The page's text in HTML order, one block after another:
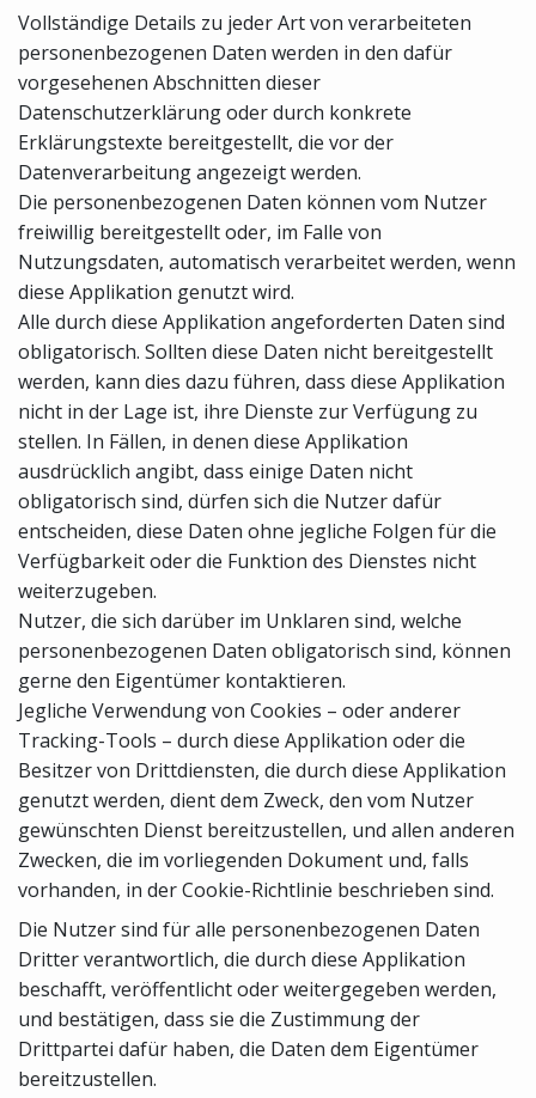
Vollständige Details zu jeder Art von verarbeiteten
personenbezogenen Daten werden in den dafür
vorgesehenen Abschnitten dieser
Datenschutzerklärung oder durch konkrete
Erklärungstexte bereitgestellt, die vor der
Datenverarbeitung angezeigt werden.
Die personenbezogenen Daten können vom Nutzer
freiwillig bereitgestellt oder, im Falle von
Nutzungsdaten, automatisch verarbeitet werden, wenn
diese Applikation genutzt wird.
Alle durch diese Applikation angeforderten Daten sind
obligatorisch. Sollten diese Daten nicht bereitgestellt
werden, kann dies dazu führen, dass diese Applikation
nicht in der Lage ist, ihre Dienste zur Verfügung zu
stellen. In Fällen, in denen diese Applikation
ausdrücklich angibt, dass einige Daten nicht
obligatorisch sind, dürfen sich die Nutzer dafür
entscheiden, diese Daten ohne jegliche Folgen für die
Verfügbarkeit oder die Funktion des Dienstes nicht
weiterzugeben.
Nutzer, die sich darüber im Unklaren sind, welche
personenbezogenen Daten obligatorisch sind, können
gerne den Eigentümer kontaktieren.
Jegliche Verwendung von Cookies – oder anderer
Tracking-Tools – durch diese Applikation oder die
Besitzer von Drittdiensten, die durch diese Applikation
genutzt werden, dient dem Zweck, den vom Nutzer
gewünschten Dienst bereitzustellen, und allen anderen
Zwecken, die im vorliegenden Dokument und, falls
vorhanden, in der Cookie-Richtlinie beschrieben sind.
Die Nutzer sind für alle personenbezogenen Daten
Dritter verantwortlich, die durch diese Applikation
beschafft, veröffentlicht oder weitergegeben werden,
und bestätigen, dass sie die Zustimmung der
Drittpartei dafür haben, die Daten dem Eigentümer
bereitzustellen.